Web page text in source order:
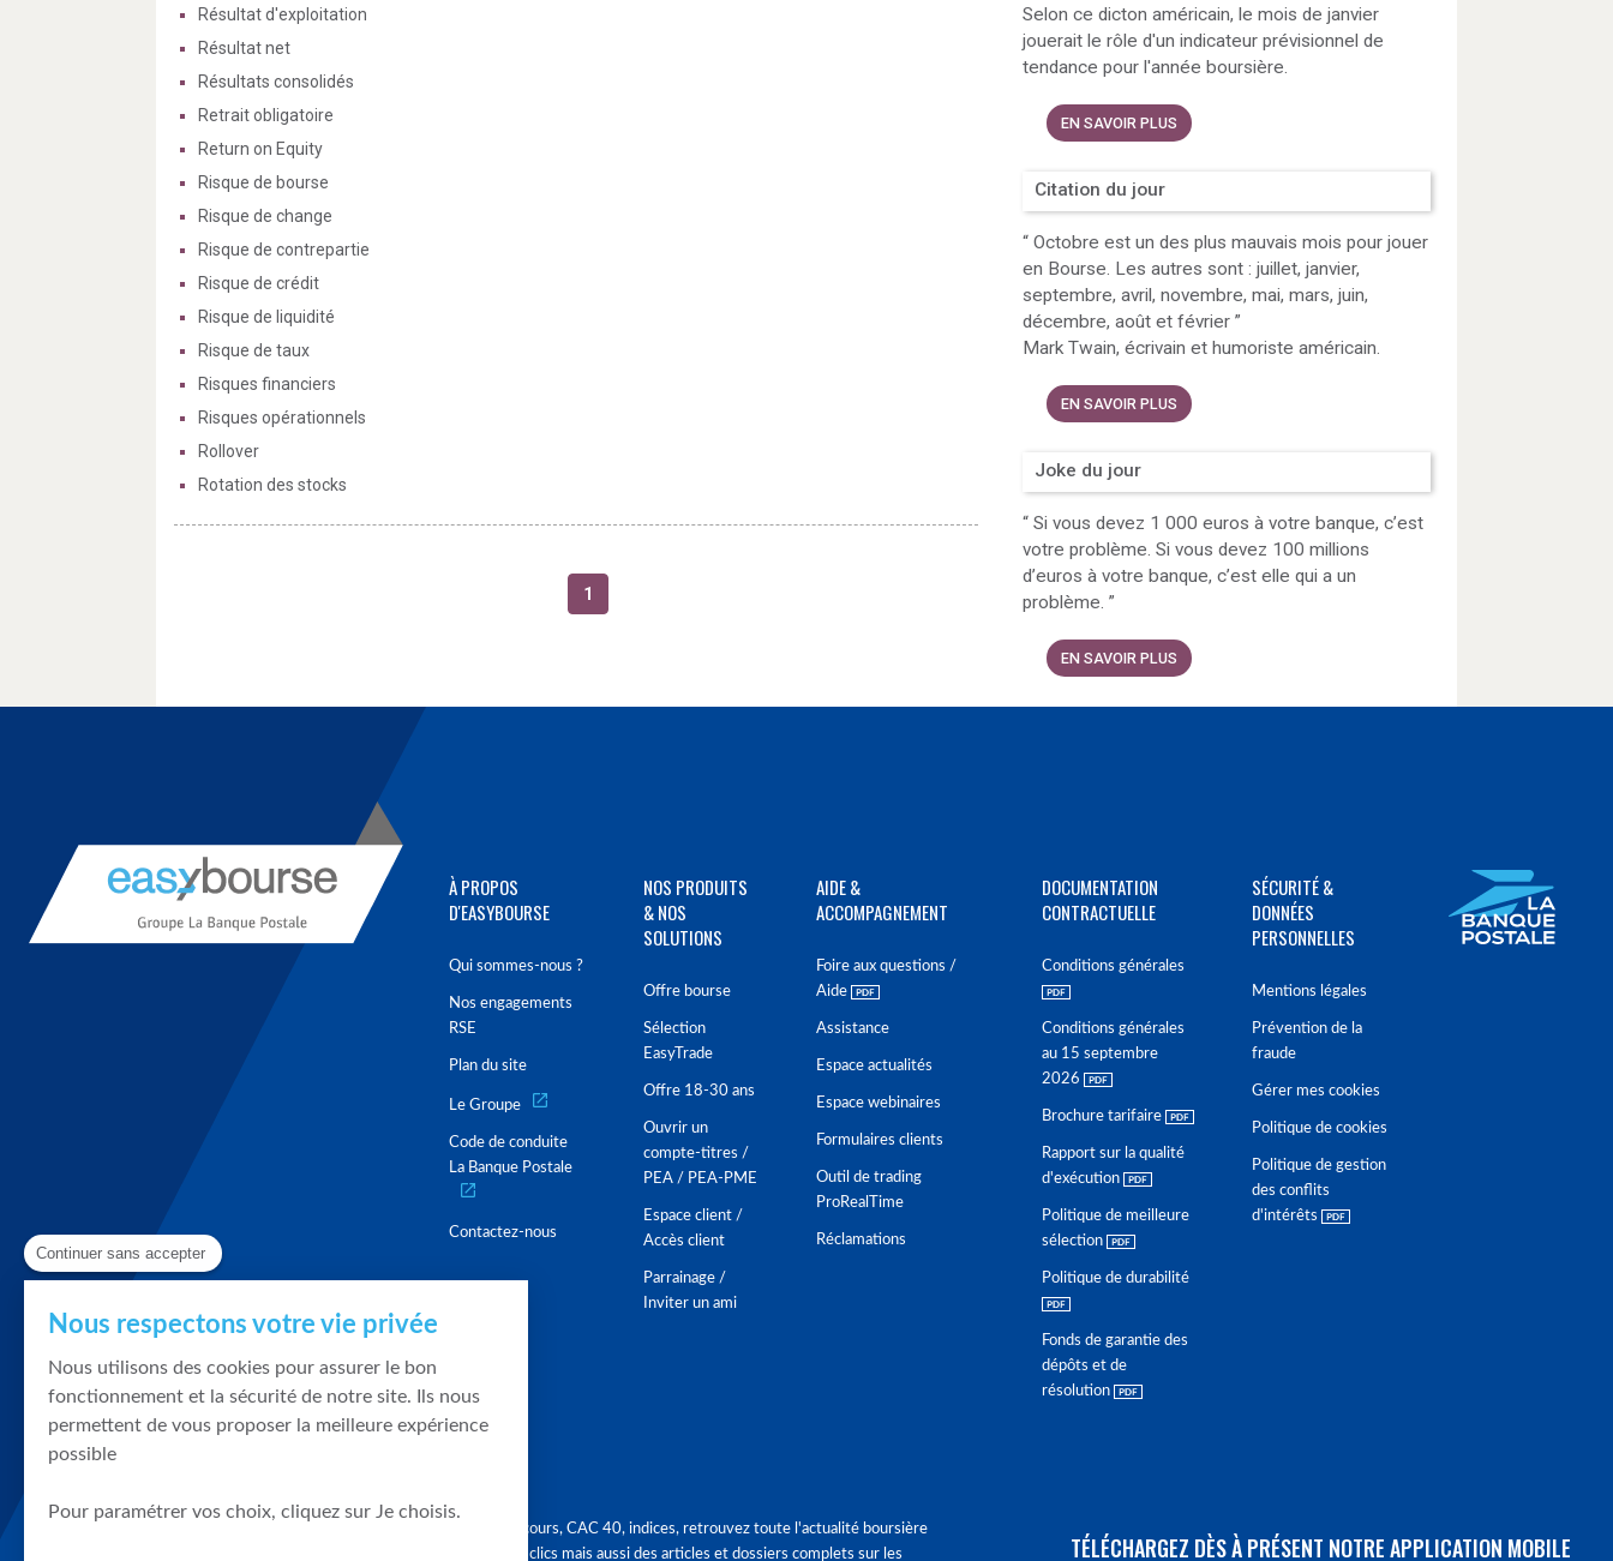
Résultat d'exploitation
Résultat net
Résultats consolidés
Retrait obligatoire
Return on Equity
Risque de bourse
Risque de change
Risque de contrepartie
Risque de crédit
Risque de liquidité
Risque de taux
Risques financiers
Risques opérationnels
Rollover
Rotation des stocks
1
Selon ce dicton américain, le mois de janvier
jouerait le rôle d'un indicateur prévisionnel de
tendance pour l'année boursière.
EN SAVOIR PLUS
Citation du jour
“ Octobre est un des plus mauvais mois pour jouer
en Bourse. Les autres sont : juillet, janvier,
septembre, avril, novembre, mai, mars, juin,
décembre, août et février”
Mark Twain, écrivain et humoriste américain.
EN SAVOIR PLUS
Joke du jour
“ Si vous devez 1 000 euros à votre banque, c’est
votre problème. Si vous devez 100 millions
d’euros à votre banque, c’est elle qui a un
problème.”
EN SAVOIR PLUS
À PROPOS
D'EASYBOURSE
Qui sommes-nous ?
Nos engagements
RSE
Plan du site
Le Groupe
Code de conduite
La Banque Postale
Contactez-nous
NOS PRODUITS
& NOS
SOLUTIONS
Offre bourse
Sélection
EasyTrade
Offre 18-30 ans
Ouvrir un
compte-titres /
PEA / PEA-PME
Espace client /
Accès client
Parrainage /
Inviter un ami
AIDE &
ACCOMPAGNEMENT
Foire aux questions /
Aide
Assistance
Espace actualités
Espace webinaires
Formulaires clients
Outil de trading
ProRealTime
Réclamations
DOCUMENTATION
CONTRACTUELLE
Conditions générales
Conditions générales
au 15 septembre
2026
Brochure tarifaire
Rapport sur la qualité
d'exécution
Politique de meilleure
sélection
Politique de durabilité
Fonds de garantie des
dépôts et de
résolution
SÉCURITÉ &
DONNÉES
PERSONNELLES
Mentions légales
Prévention de la
fraude
Gérer mes cookies
Politique de cookies
Politique de gestion
des conflits
d'intérêts
Graphique, cours, CAC 40, indices, retrouvez toute l'actualité boursière
en quelques clics mais aussi des articles et dossiers complets sur les
TÉLÉCHARGEZ DÈS À PRÉSENT NOTRE APPLICATION MOBILE
Continuer sans accepter
Nous respectons votre vie privée
Nous utilisons des cookies pour assurer le bon
fonctionnement et la sécurité de notre site. Ils nous
permettent de vous proposer la meilleure expérience
possible
Pour paramétrer vos choix, cliquez sur Je choisis.